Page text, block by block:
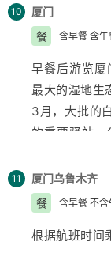
量。现场表演
视频、LED、
分阶段出现“
场景将这一美
获得今年
老别墅传出来
馆-
【毓园】
钟）拥有鼓浪
候好的理想
普陀寺】这
的佛教学院
大学外景】
的民居和文艺
如果说选一
路】，沿途
10
厦门
餐
含早餐 含
早餐后游览厦
最大的湿地生
3月，大批的
的重要驿站。
等。午后餐游
明珠塔坐落在
为一体，尤以
的最佳观景点
11 厦门乌鲁木齐
餐
含早餐 不
根据航班时间